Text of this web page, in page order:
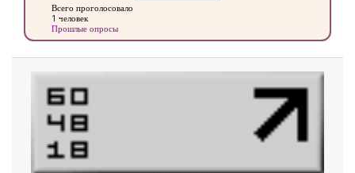
Всего проголосовало
1 человек
Прошлые опросы